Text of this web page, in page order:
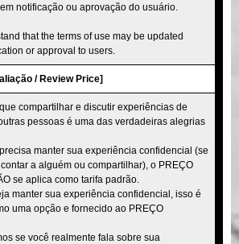
notificação ou aprovação do usuário.
that the terms of use may be updated
or approval to users.
/ Review Price]
compartilhar e discutir experiências de
pessoas é uma das verdadeiras alegrias
manter sua experiência confidencial (se
a alguém ou compartilhar), o PREÇO
se aplica como tarifa padrão.
manter sua experiência confidencial, isso é
uma opção e fornecido ao PREÇO
se você realmente fala sobre sua